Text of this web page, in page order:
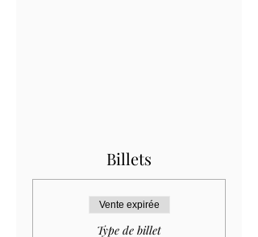
Billets
Vente expirée
Type de billet